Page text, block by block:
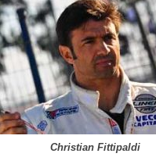
Christian Fittipaldi